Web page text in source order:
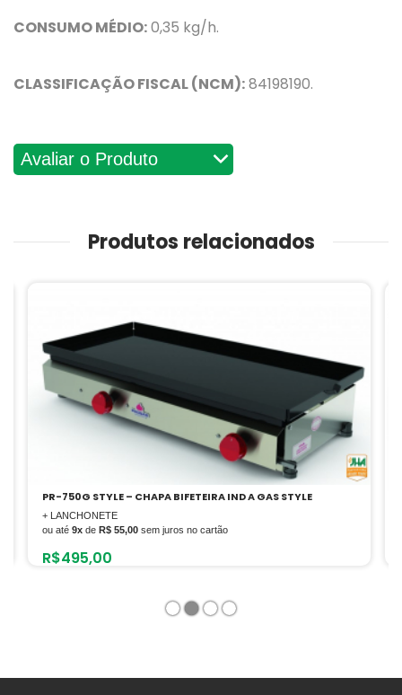
CONSUMO MÉDIO:0,35 kg/h.
CLASSIFICAÇÃO FISCAL (NCM):84198190.
Avaliações
Produtos relacionados
PR-750G STYLE – CHAPA BIFETEIRA IND A GAS STYLE
+ LANCHONETE
ou até 9x de R$ 55,00 sem juros no cartão
R$495,00
1 2 3 4